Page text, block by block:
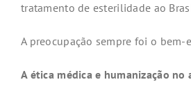
tratamento de esterilidade ao
A preocupação sempre foi o bem-
A ética médica e humanização